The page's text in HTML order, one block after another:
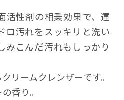
活性剤の相乗効果で、運
ロ汚れをスッキリと洗い
みこんだ汚れもしっかり
リームクレンザーです。
香り。